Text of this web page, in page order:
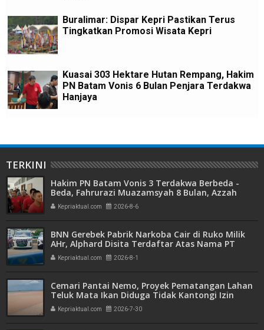
Buralimar: Dispar Kepri Pastikan Terus
Tingkatkan Promosi Wisata Kepri
Kuasai 303 Hektare Hutan Rempang, Hakim
PN Batam Vonis 6 Bulan Penjara Terdakwa
Hanjaya
TERKINI
Hakim PN Batam Vonis 3 Terdakwa Berbeda -
Beda, Fahrurazi Muazamsyah 8 Bulan, Azzah
Azzurah dan Risma Divonis 2 Tahun 6 Bulan
Kepriaktual.com 2026-8-6
BNN Gerebek Pabrik Narkoba Cair di Ruko Milik
AHr, Alphard Disita Terdaftar Atas Nama PT
Mitra Usaha Properti
Kepriaktual.com 2026-8-1
Cemari Pantai Nemo, Proyek Pematangan Lahan
Teluk Mata Ikan Diduga Tidak Kantongi Izin
Amdal
Kepriaktual.com 2026-7-30